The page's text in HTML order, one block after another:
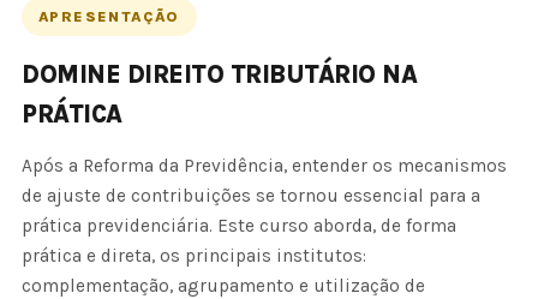
APRESENTAÇÃO
DOMINE DIREITO TRIBUTÁRIO NA
PRÁTICA
Após a Reforma da Previdência, entender os mecanismos
de ajuste de contribuições se tornou essencial para a
prática previdenciária. Este curso aborda, de forma
prática e direta, os principais institutos:
complementação, agrupamento e utilização de